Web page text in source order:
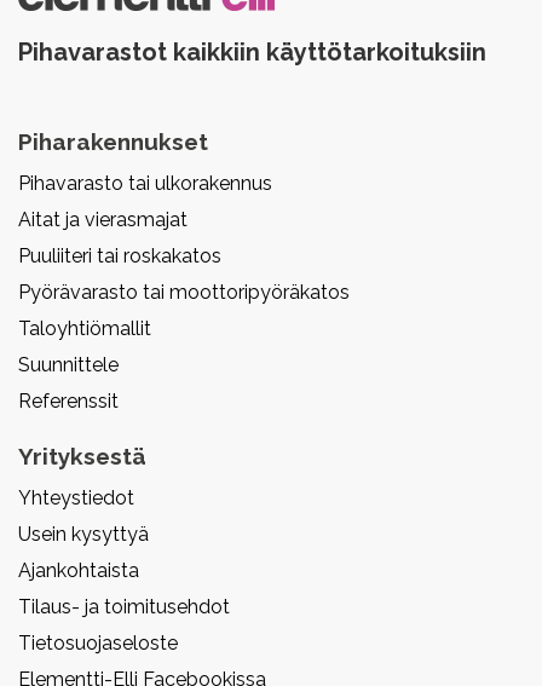
Pihavarastot kaikkiin käyttötarkoituksiin
Piharakennukset
Pihavarasto tai ulkorakennus
Aitat ja vierasmajat
Puuliiteri tai roskakatos
Pyörävarasto tai moottoripyöräkatos
Taloyhtiömallit
Suunnittele
Referenssit
Yrityksestä
Yhteystiedot
Usein kysyttyä
Ajankohtaista
Tilaus- ja toimitusehdot
Tietosuojaseloste
Elementti-Elli Facebookissa